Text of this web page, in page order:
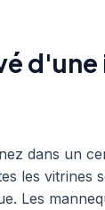
d'une
dans un
les vitrines
Les